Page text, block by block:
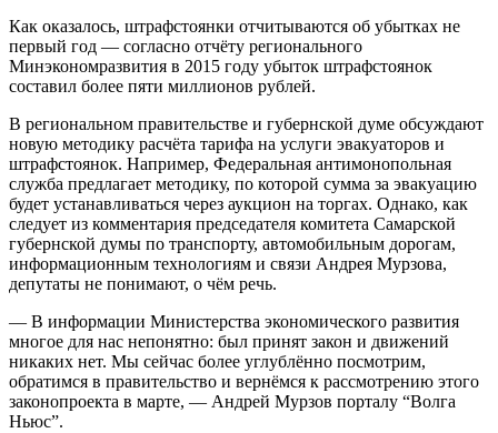
Как оказалось, штрафстоянки отчитываются об убытках не
первый год — согласно отчёту регионального
Минэкономразвития в 2015 году убыток штрафстоянок
составил более пяти миллионов рублей.
В региональном правительстве и губернской думе обсуждают
новую методику расчёта тарифа на услуги эвакуаторов и
штрафстоянок. Например, Федеральная антимонопольная
служба предлагает методику, по которой сумма за эвакуацию
будет устанавливаться через аукцион на торгах. Однако, как
следует из комментария председателя комитета Самарской
губернской думы по транспорту, автомобильным дорогам,
информационным технологиям и связи Андрея Мурзова,
депутаты не понимают, о чём речь.
— В информации Министерства экономического развития
многое для нас непонятно: был принят закон и движений
никаких нет. Мы сейчас более углублённо посмотрим,
обратимся в правительство и вернёмся к рассмотрению этого
законопроекта в марте, — Андрей Мурзов порталу “Волга
Ньюс”.